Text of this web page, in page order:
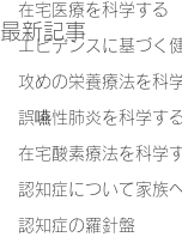
在宅医療を科学する
エビデンスに基づく
攻めの栄養療法を科
誤嚥性肺炎を科学す
在宅酸素療法を科学
認知症について家族
認知症の羅針盤
最新記事